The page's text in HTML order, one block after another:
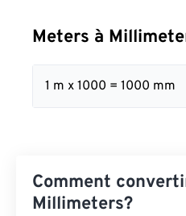
Meters à
1 m x 1000 = 1000 mm
Comment
Millimeters?